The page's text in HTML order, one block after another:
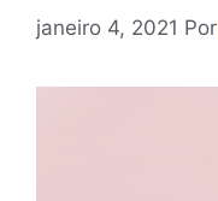
janeiro 4, 2021 Por